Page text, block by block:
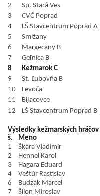
2
Sp. Stará Ves
3
CVČ Poprad
4
LŠ Stavcentrum Poprad A
5
Smižany
6
Margecany B
7
Geľnica B
8
Kežmarok C
9
St. Ľubovňa B
10
Levoča
11
Bijacovce
12
LŠ Stavcentrum Poprad B
Výsledky kežmarských hráčov
š.
Meno
1
Škára Vladimír
2
Hennel Karol
3
Hagara Eduard
4
Veštúr Rastislav
6
Budzák Marcel
7
Šilon Miroslav